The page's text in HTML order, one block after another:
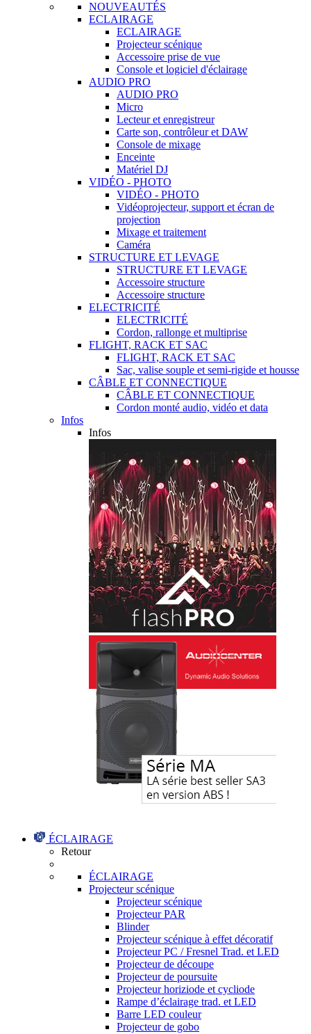
NOUVEAUTÉS
ECLAIRAGE
ECLAIRAGE
Projecteur scénique
Accessoire prise de vue
Console et logiciel d'éclairage
AUDIO PRO
AUDIO PRO
Micro
Lecteur et enregistreur
Carte son, contrôleur et DAW
Console de mixage
Enceinte
Matériel DJ
VIDÉO - PHOTO
VIDÉO - PHOTO
Vidéoprojecteur, support et écran de
projection
Mixage et traitement
Caméra
STRUCTURE ET LEVAGE
STRUCTURE ET LEVAGE
Accessoire structure
Accessoire structure
ELECTRICITÉ
ELECTRICITÉ
Cordon, rallonge et multiprise
FLIGHT, RACK ET SAC
FLIGHT, RACK ET SAC
Sac, valise souple et semi-rigide et housse
CÂBLE ET CONNECTIQUE
CÂBLE ET CONNECTIQUE
Cordon monté audio, vidéo et data
Infos
Infos
ÉCLAIRAGE
Retour
ÉCLAIRAGE
Projecteur scénique
Projecteur scénique
Projecteur PAR
Blinder
Projecteur scénique à effet décoratif
Projecteur PC / Fresnel Trad. et LED
Projecteur de découpe
Projecteur de poursuite
Projecteur horiziode et cycliode
Rampe d’éclairage trad. et LED
Barre LED couleur
Projecteur de gobo